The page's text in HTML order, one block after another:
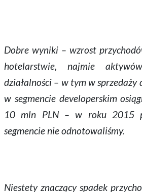
Dobre wyniki – wzrost
hotelarstwie, najmie
działalności – w tym w sprzedaży
w segmencie developerskim
10 mln PLN – w roku 2015
segmencie nie odnotowaliśmy.
Niestety znaczący spadek